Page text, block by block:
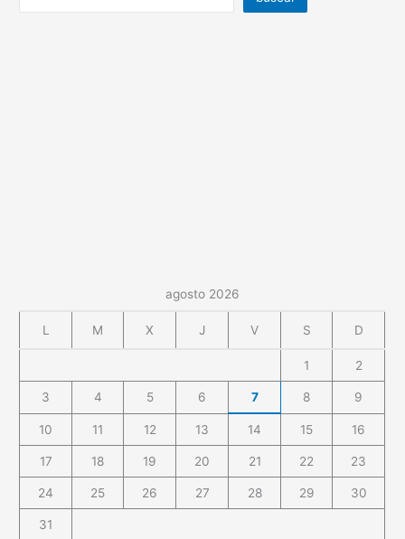
agosto 2026
L M X J V S D
1 2
3 4 5 6 7 8 9
10 11 12 13 14 15 16
17 18 19 20 21 22 23
24 25 26 27 28 29 30
31